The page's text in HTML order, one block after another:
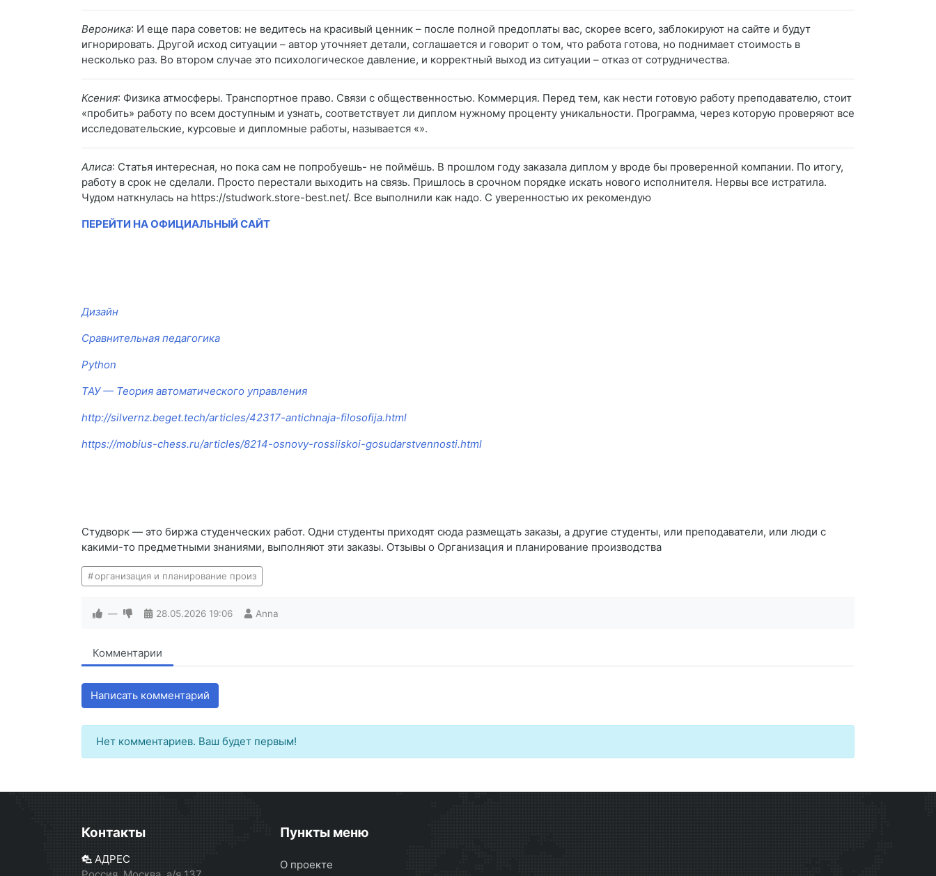
Вероника: И еще пара советов: не ведитесь на красивый ценник – после полной предоплаты вас, скорее всего, заблокируют на сайте и будут
игнорировать. Другой исход ситуации – автор уточняет детали, соглашается и говорит о том, что работа готова, но поднимает стоимость в
несколько раз. Во втором случае это психологическое давление, и корректный выход из ситуации – отказ от сотрудничества.
Ксения: Физика атмосферы. Транспортное право. Связи с общественностью. Коммерция. Перед тем, как нести готовую работу преподавателю, стоит
«пробить» работу по всем доступным и узнать, соответствует ли диплом нужному проценту уникальности. Программа, через которую проверяют все
исследовательские, курсовые и дипломные работы, называется «».
Алиса: Статья интересная, но пока сам не попробуешь- не поймёшь. В прошлом году заказала диплом у вроде бы проверенной компании. По итогу,
работу в срок не сделали. Просто перестали выходить на связь. Пришлось в срочном порядке искать нового исполнителя. Нервы все истратила.
Чудом наткнулась на https://studwork.store-best.net/. Все выполнили как надо. С уверенностью их рекомендую
ПЕРЕЙТИ НА ОФИЦИАЛЬНЫЙ САЙТ
Дизайн
Сравнительная педагогика
Python
ТАУ — Теория автоматического управления
http://silvernz.beget.tech/articles/42317-antichnaja-filosofija.html
https://mobius-chess.ru/articles/8214-osnovy-rossiiskoi-gosudarstvennosti.html
Студворк — это биржа студенческих работ. Одни студенты приходят сюда размещать заказы, а другие студенты, или преподаватели, или люди с
какими-то предметными знаниями, выполняют эти заказы. Отзывы о Организация и планирование производства
организация и планирование произ
— 28.05.2026 19:06 Anna
Комментарии
Написать комментарий
Нет комментариев. Ваш будет первым!
Контакты
АДРЕС
Пункты меню
О проекте